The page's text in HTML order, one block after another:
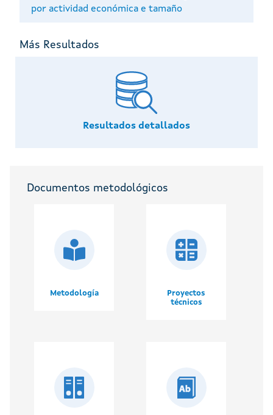
por actividad económica e tamaño
Más Resultados
Resultados detallados
Documentos metodológicos
Metodología
Proyectos
técnicos